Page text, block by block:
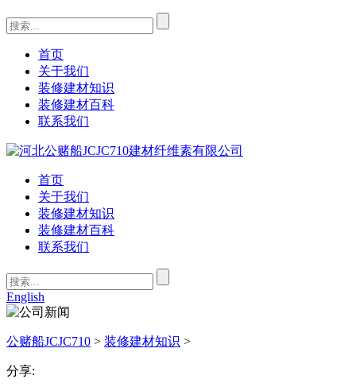
首页
关于我们
装修建材知识
装修建材百科
联系我们
首页
关于我们
装修建材知识
装修建材百科
联系我们
English
公赌船JCJC710 > 装修建材知识 >
分享: